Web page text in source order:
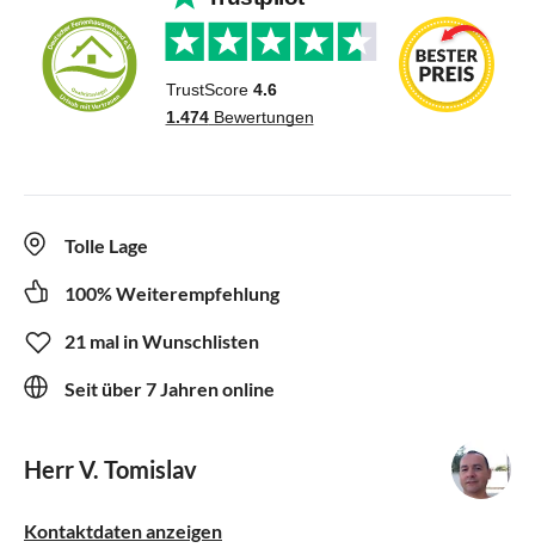
Tolle Lage
100% Weiterempfehlung
21 mal in Wunschlisten
Seit über 7 Jahren online
Herr V. Tomislav
Kontaktdaten anzeigen